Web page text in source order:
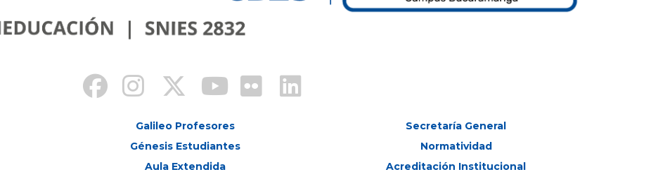
Galileo Profesores
Génesis Estudiantes
Aula Extendida
Secretaría General
Normatividad
Acreditación Institucional